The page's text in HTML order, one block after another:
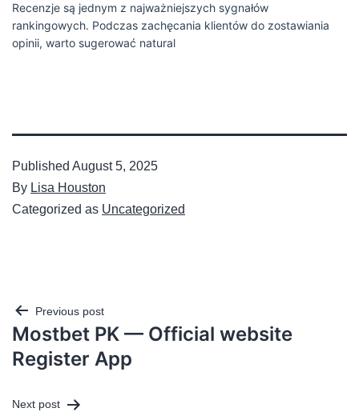
Recenzje są jednym z najważniejszych sygnałów
rankingowych. Podczas zachęcania klientów do zostawiania
opinii, warto sugerować natural
Published August 5, 2025
By Lisa Houston
Categorized as Uncategorized
Previous post
Mostbet PK — Official website
Register App
Next post